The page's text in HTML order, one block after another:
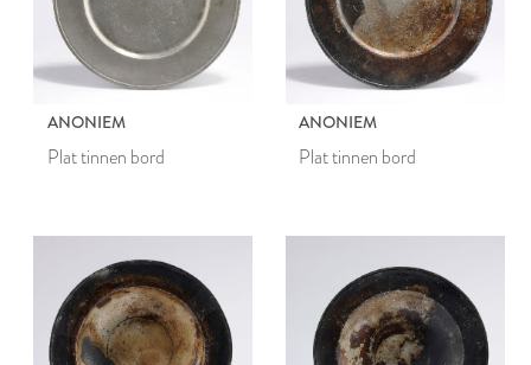
ANONIEM
Plat tinnen bord
ANONIEM
Plat tinnen bord